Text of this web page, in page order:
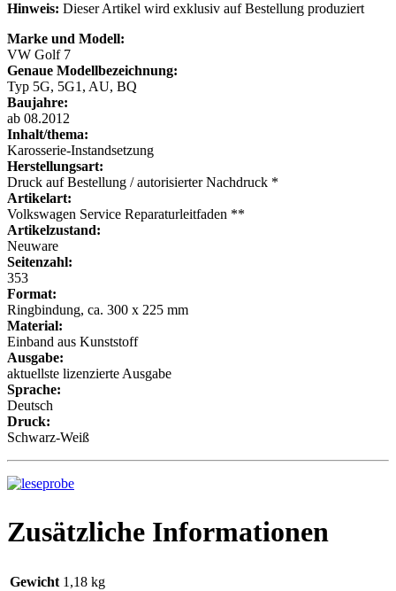
Hinweis: Dieser Artikel wird exklusiv auf Bestellung produziert
Marke und Modell:
VW Golf 7
Genaue Modellbezeichnung:
Typ 5G, 5G1, AU, BQ
Baujahre:
ab 08.2012
Inhalt/thema:
Karosserie-Instandsetzung
Herstellungsart:
Druck auf Bestellung / autorisierter Nachdruck *
Artikelart:
Volkswagen Service Reparaturleitfaden **
Artikelzustand:
Neuware
Seitenzahl:
353
Format:
Ringbindung, ca. 300 x 225 mm
Material:
Einband aus Kunststoff
Ausgabe:
aktuellste lizenzierte Ausgabe
Sprache:
Deutsch
Druck:
Schwarz-Weiß
Zusätzliche Informationen
Gewicht 1,18 kg